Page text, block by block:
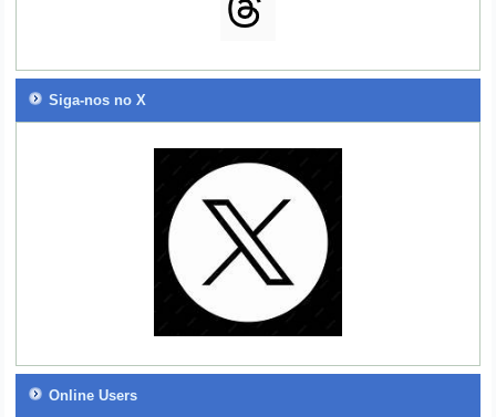
Siga-nos no X
Online Users